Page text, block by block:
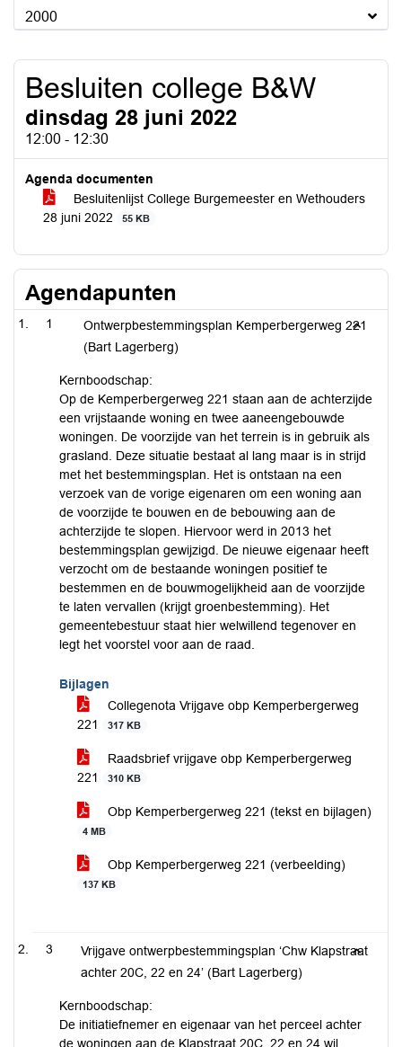
2000
Besluiten college B&W
dinsdag 28 juni 2022
12:00 - 12:30
Agenda documenten
Besluitenlijst College Burgemeester en Wethouders
28 juni 2022
55 KB
Agendapunten
1
Ontwerpbestemmingsplan Kemperbergerweg 221
(Bart Lagerberg)
Kernboodschap:
Op de Kemperbergerweg 221 staan aan de achterzijde
een vrijstaande woning en twee aaneengebouwde
woningen. De voorzijde van het terrein is in gebruik als
grasland. Deze situatie bestaat al lang maar is in strijd
met het bestemmingsplan. Het is ontstaan na een
verzoek van de vorige eigenaren om een woning aan
de voorzijde te bouwen en de bebouwing aan de
achterzijde te slopen. Hiervoor werd in 2013 het
bestemmingsplan gewijzigd. De nieuwe eigenaar heeft
verzocht om de bestaande woningen positief te
bestemmen en de bouwmogelijkheid aan de voorzijde
te laten vervallen (krijgt groenbestemming). Het
gemeentebestuur staat hier welwillend tegenover en
legt het voorstel voor aan de raad.
Bijlagen
Collegenota Vrijgave obp Kemperbergerweg
221
317 KB
Raadsbrief vrijgave obp Kemperbergerweg
221
310 KB
Obp Kemperbergerweg 221 (tekst en bijlagen)
4 MB
Obp Kemperbergerweg 221 (verbeelding)
137 KB
3
Vrijgave ontwerpbestemmingsplan ‘Chw Klapstraat
achter 20C, 22 en 24’ (Bart Lagerberg)
Kernboodschap:
De initiatiefnemer en eigenaar van het perceel achter
de woningen aan de Klapstraat 20C, 22 en 24 wil